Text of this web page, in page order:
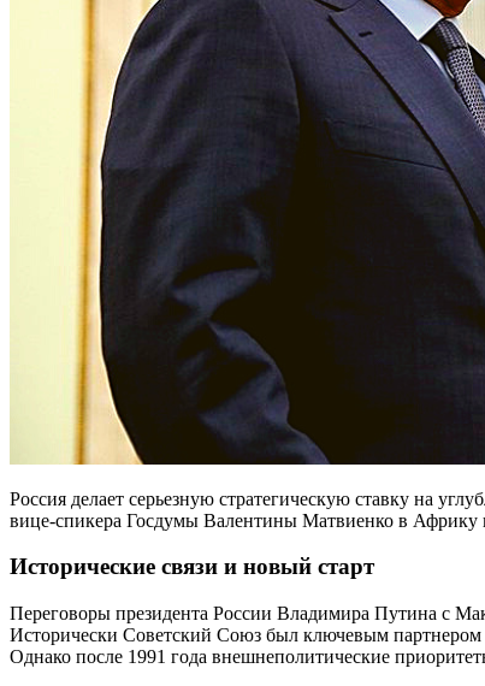
Россия делает серьезную стратегическую ставку на
вице-спикера Госдумы Валентины Матвиенко в Африку
Исторические связи и новый старт
Переговоры президента России Владимира Путина с
Исторически Советский Союз был ключевым партнером
Однако после 1991 года внешнеполитические